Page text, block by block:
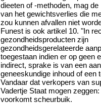
dieeten of -methoden, mag
van het gewichtsverlies die
zou kunnen afvallen niet
Funest is ook artikel 10. "In
gezondheidsproducten zijn
gezondheidsgerelateerde
toegestaan indien er op geen
indirect, sprake is van een
geneeskundige inhoud of een
Vandaar dat verkopers van
Vadertje Staat mogen
voorkomt scheurbuik.